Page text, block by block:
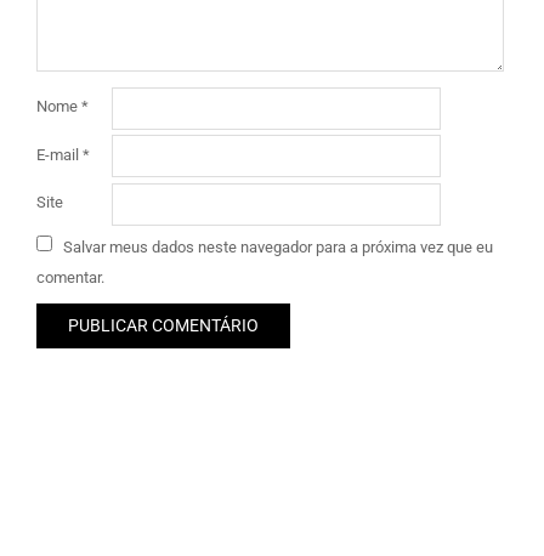
Nome *
E-mail *
Site
Salvar meus dados neste navegador para a próxima vez que eu
comentar.